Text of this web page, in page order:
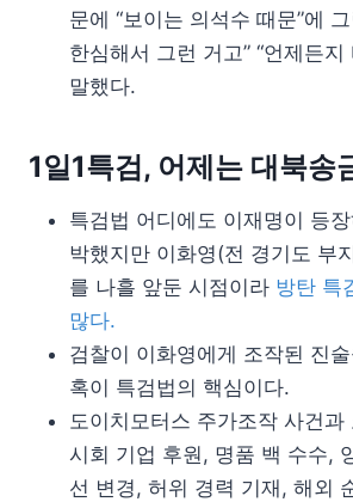
문에 “보이는 의석수 때문”에
한심해서 그런 거고” “언제든지
말했다.
1일1특검, 어제는 대북송
특검법 어디에도 이재명이 등
박했지만 이화영(전 경기도 부
를 나흘 앞둔 시점이라 방탄 특
많다.
검찰이 이화영에게 조작된 진
혹이 특검법의 핵심이다.
도이치모터스 주가조작 사건과
시회 기업 후원, 명품 백 수수,
선 변경, 허위 경력 기재, 해외